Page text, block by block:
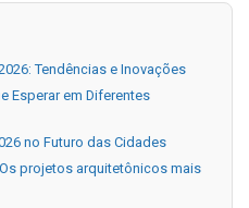
Tendências e Inovações
Esperar em Diferentes
no Futuro das Cidades
projetos arquitetônicos mais